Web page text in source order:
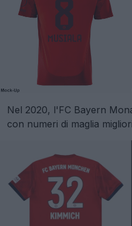
Nel 2020, l'FC Bayern
con numeri di maglia